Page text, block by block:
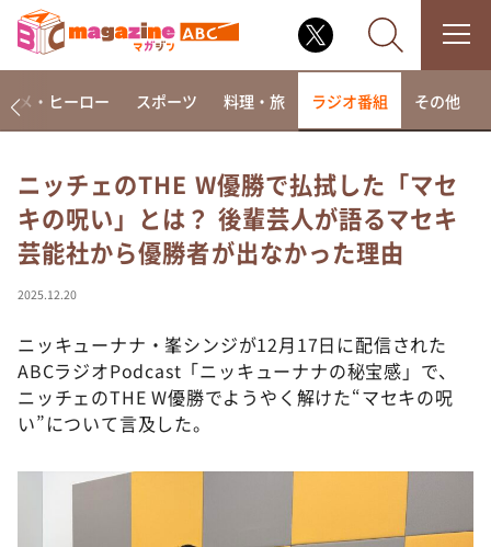
なるみ・岡村の過ぎるTV
相席食堂
これ余談なんですけど・・・
て真剣です
探偵！ナイトスクープ
news おかえり
DAIGOも台所 ～きょうの献立 何にする？～
本日はダイアンなり！シーズン２
メ・ヒーロー スポーツ 料理・旅 ラジオ番組 その他
ニッチェのTHE W優勝で払拭した「マセ
キの呪い」とは？ 後輩芸人が語るマセキ
芸能社から優勝者が出なかった理由
2025.12.20
ニッキューナナ・峯シンジが12月17日に配信された
ABCラジオPodcast「ニッキューナナの秘宝感」で、
ニッチェのTHE W優勝でようやく解けた“マセキの呪
い”について言及した。